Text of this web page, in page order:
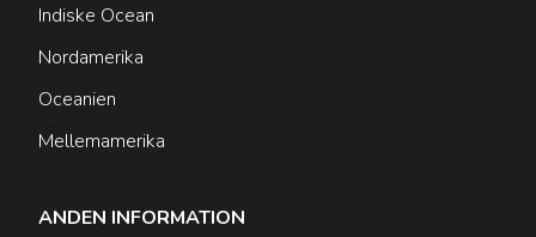
Indiske Ocean
Nordamerika
Oceanien
Mellemamerika
ANDEN INFORMATION